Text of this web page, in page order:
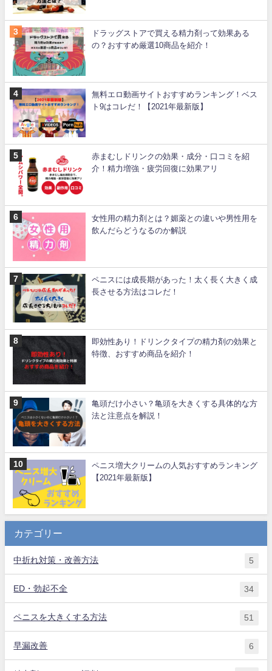
ドラッグストアで買える精力剤って効果ある
の？おすすめ厳選10商品を紹介！
無料エロ動画サイトおすすめランキング！ベス
ト9はコレだ！【2021年最新版】
赤まむしドリンクの効果・成分・口コミを紹
介！精力増強・疲労回復に効果アリ
女性用の精力剤とは？媚薬との違いや男性用を
飲んだらどうなるのか解説
ペニスには成長期があった！太く長く大きく成
長させる方法はコレだ！
即効性あり！ドリンクタイプの精力剤の効果と
特徴、おすすめ商品を紹介！
亀頭だけ小さい？亀頭を大きくする具体的な方
法と注意点を解説！
ペニス増大クリームの人気おすすめランキング
【2021年最新版】
カテゴリー
中折れ対策・改善方法 5
ED・勃起不全 34
ペニスを大きくする方法 51
早漏改善 6